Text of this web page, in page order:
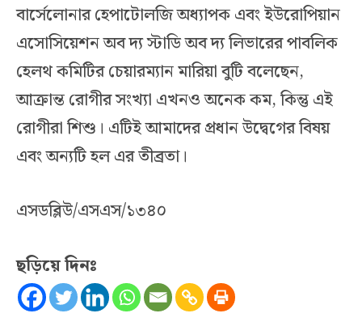
বার্সেলোনার হেপাটোলজি অধ্যাপক এবং ইউরোপিয়ান
এসোসিয়েশন অব দ্য স্টাডি অব দ্য লিভারের পাবলিক
হেলথ কমিটির চেয়ারম্যান মারিয়া বুটি বলেছেন,
আক্রান্ত রোগীর সংখ্যা এখনও অনেক কম, কিন্তু এই
রোগীরা শিশু। এটিই আমাদের প্রধান উদ্বেগের বিষয়
এবং অন্যটি হল এর তীব্রতা।
এসডব্লিউ/এসএস/১৩৪০
ছড়িয়ে দিনঃ